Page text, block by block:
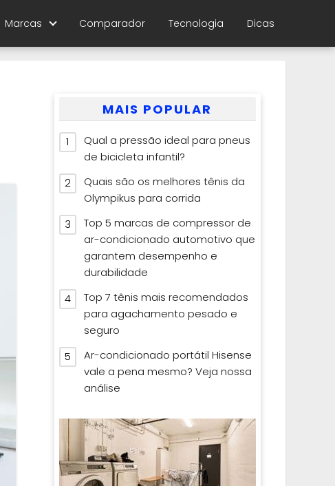
Marcas Comparador Tecnologia Dicas
MAIS POPULAR
Qual a pressão ideal para pneus
de bicicleta infantil?
Quais são os melhores tênis da
Olympikus para corrida
Top 5 marcas de compressor de
ar-condicionado automotivo que
garantem desempenho e
durabilidade
Top 7 tênis mais recomendados
para agachamento pesado e
seguro
Ar-condicionado portátil Hisense
vale a pena mesmo? Veja nossa
análise